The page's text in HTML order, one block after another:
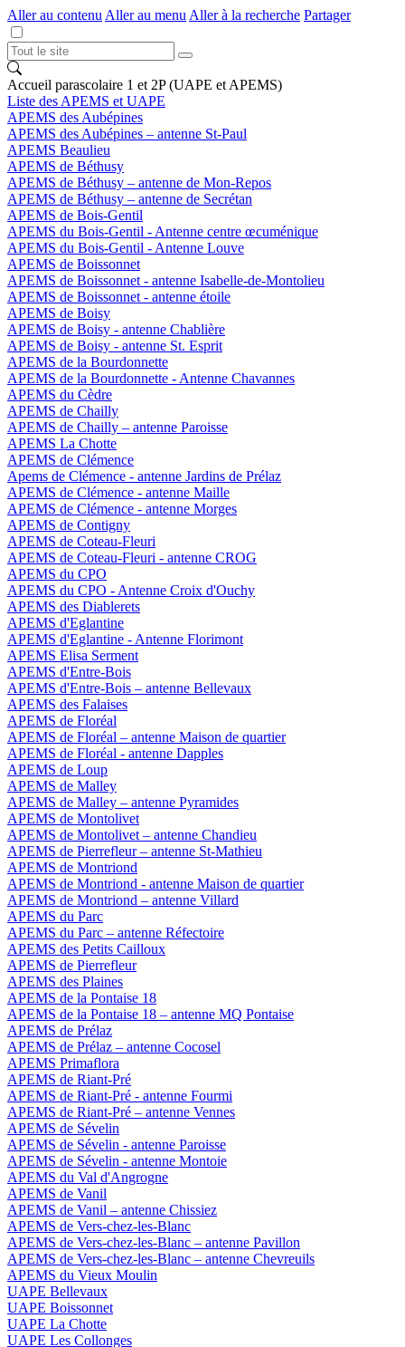
Aller au contenu Aller au menu Aller à la recherche Partager
Accueil parascolaire 1 et 2P (UAPE et APEMS)
Liste des APEMS et UAPE
APEMS des Aubépines
APEMS des Aubépines – antenne St-Paul
APEMS Beaulieu
APEMS de Béthusy
APEMS de Béthusy – antenne de Mon-Repos
APEMS de Béthusy – antenne de Secrétan
APEMS de Bois-Gentil
APEMS du Bois-Gentil - Antenne centre œcuménique
APEMS du Bois-Gentil - Antenne Louve
APEMS de Boissonnet
APEMS de Boissonnet - antenne Isabelle-de-Montolieu
APEMS de Boissonnet - antenne étoile
APEMS de Boisy
APEMS de Boisy - antenne Chablière
APEMS de Boisy - antenne St. Esprit
APEMS de la Bourdonnette
APEMS de la Bourdonnette - Antenne Chavannes
APEMS du Cèdre
APEMS de Chailly
APEMS de Chailly – antenne Paroisse
APEMS La Chotte
APEMS de Clémence
Apems de Clémence - antenne Jardins de Prélaz
APEMS de Clémence - antenne Maille
APEMS de Clémence - antenne Morges
APEMS de Contigny
APEMS de Coteau-Fleuri
APEMS de Coteau-Fleuri - antenne CROG
APEMS du CPO
APEMS du CPO - Antenne Croix d'Ouchy
APEMS des Diablerets
APEMS d'Eglantine
APEMS d'Eglantine - Antenne Florimont
APEMS Elisa Serment
APEMS d'Entre-Bois
APEMS d'Entre-Bois – antenne Bellevaux
APEMS des Falaises
APEMS de Floréal
APEMS de Floréal – antenne Maison de quartier
APEMS de Floréal - antenne Dapples
APEMS de Loup
APEMS de Malley
APEMS de Malley – antenne Pyramides
APEMS de Montolivet
APEMS de Montolivet – antenne Chandieu
APEMS de Pierrefleur – antenne St-Mathieu
APEMS de Montriond
APEMS de Montriond - antenne Maison de quartier
APEMS de Montriond – antenne Villard
APEMS du Parc
APEMS du Parc – antenne Réfectoire
APEMS des Petits Cailloux
APEMS de Pierrefleur
APEMS des Plaines
APEMS de la Pontaise 18
APEMS de la Pontaise 18 – antenne MQ Pontaise
APEMS de Prélaz
APEMS de Prélaz – antenne Cocosel
APEMS Primaflora
APEMS de Riant-Pré
APEMS de Riant-Pré - antenne Fourmi
APEMS de Riant-Pré – antenne Vennes
APEMS de Sévelin
APEMS de Sévelin - antenne Paroisse
APEMS de Sévelin - antenne Montoie
APEMS du Val d'Angrogne
APEMS de Vanil
APEMS de Vanil – antenne Chissiez
APEMS de Vers-chez-les-Blanc
APEMS de Vers-chez-les-Blanc – antenne Pavillon
APEMS de Vers-chez-les-Blanc – antenne Chevreuils
APEMS du Vieux Moulin
UAPE Bellevaux
UAPE Boissonnet
UAPE La Chotte
UAPE Les Collonges